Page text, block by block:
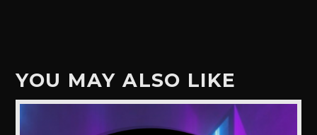
YOU MAY ALSO LIKE